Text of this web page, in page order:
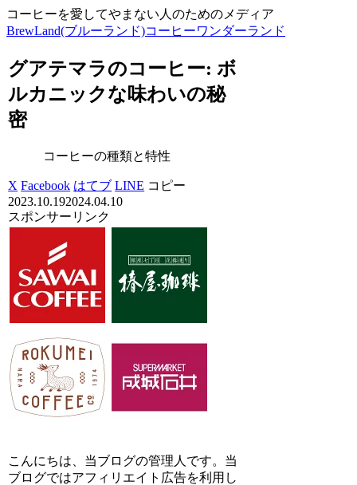
コーヒーを愛してやまない人のためのメディア
BrewLand(ブルーランド)コーヒーワンダーランド
グアテマラのコーヒー: ボ
ルカニックな味わいの秘
密
コーヒーの種類と特性
X Facebook はてブ LINE コピー
2023.10.192024.04.10
スポンサーリンク
こんにちは、当ブログの管理人です。当
ブログではアフィリエイト広告を利用し